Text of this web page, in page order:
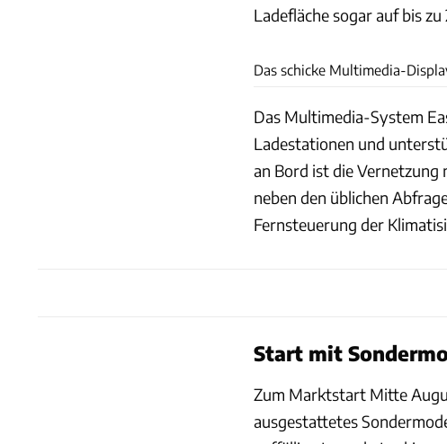
Ladefläche sogar auf bis zu
Das schicke Multimedia-
Das Multimedia-System
Ladestationen und
an Bord ist die
neben den üblichen
Fernsteuerung der
Start mit
Zum Marktstart Mitte
ausgestattetes